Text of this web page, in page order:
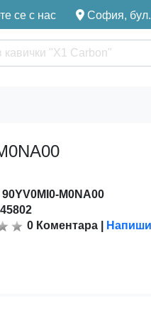
се с нас София,
90YV0MI0-M0NA00
0 Коментара